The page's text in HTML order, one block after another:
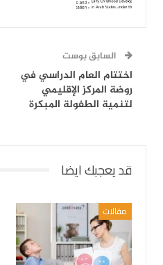
السابق بوست
اختتام العام الدراسي في
روضة المركز الإقليمي
لتنمية الطفولة المبكرة
قد يعجبك ايضا
مقالات